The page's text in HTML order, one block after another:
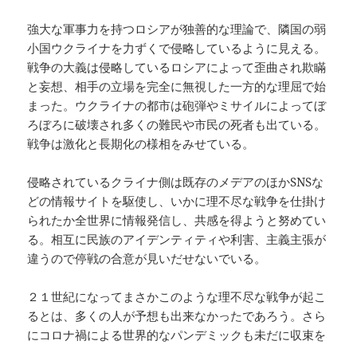
強大な軍事力を持つロシアが独善的な理論で、隣国の弱
小国ウクライナを力ずくで侵略しているように見える。
戦争の大義は侵略しているロシアによって歪曲され欺瞞
と妄想、相手の立場を完全に無視した一方的な理屈で始
まった。ウクライナの都市は砲弾やミサイルによってぼ
ろぼろに破壊され多くの難民や市民の死者も出ている。
戦争は激化と長期化の様相をみせている。
侵略されているクライナ側は既存のメデアのほかSNSな
どの情報サイトを駆使し、いかに理不尽な戦争を仕掛け
られたか全世界に情報発信し、共感を得ようと努めてい
る。相互に民族のアイデンティティや利害、主義主張が
違うので停戦の合意が見いだせないでいる。
２１世紀になってまさかこのような理不尽な戦争が起こ
るとは、多くの人が予想も出来なかったであろう。さら
にコロナ禍による世界的なパンデミックも未だに収束を